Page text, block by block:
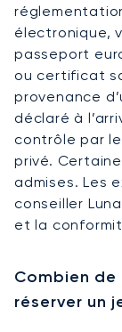
électronique,
passeport
ou certificat
provenance
déclaré à
contrôle par
privé.
admises. Les
conseiller
et la
Combien
réserver un